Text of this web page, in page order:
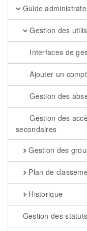
Guide
Gestion des
Interfaces de
Ajouter un
Gestion des
Gestion des
secondaires
Gestion des
Plan de
Historique
Gestion des statuts